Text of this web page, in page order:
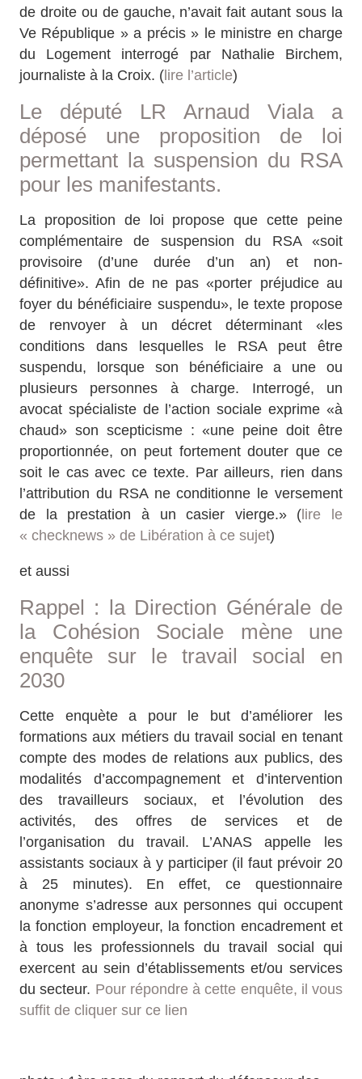
de droite ou de gauche, n’avait fait autant sous la
Ve République » a précis » le ministre en charge
du Logement interrogé par Nathalie Birchem,
journaliste à la Croix. (lire l’article)
Le député LR Arnaud Viala a
déposé une proposition de loi
permettant la suspension du RSA
pour les manifestants.
La proposition de loi propose que cette peine
complémentaire de suspension du RSA «soit
provisoire (d’une durée d’un an) et non-
définitive». Afin de ne pas «porter préjudice au
foyer du bénéficiaire suspendu», le texte propose
de renvoyer à un décret déterminant «les
conditions dans lesquelles le RSA peut être
suspendu, lorsque son bénéficiaire a une ou
plusieurs personnes à charge. Interrogé, un
avocat spécialiste de l’action sociale exprime «à
chaud» son scepticisme : «une peine doit être
proportionnée, on peut fortement douter que ce
soit le cas avec ce texte. Par ailleurs, rien dans
l’attribution du RSA ne conditionne le versement
de la prestation à un casier vierge.» ( lire le
« checknews » de Libération à ce sujet)
et aussi
Rappel : la Direction Générale de
la Cohésion Sociale mène une
enquête sur le travail social en
2030
Cette enquète a pour le but d’améliorer les
formations aux métiers du travail social en tenant
compte des modes de relations aux publics, des
modalités d’accompagnement et d’intervention
des travailleurs sociaux, et l’évolution des
activités, des offres de services et de
l’organisation du travail. L’ANAS appelle les
assistants sociaux à y participer (il faut prévoir 20
à 25 minutes). En effet, ce questionnaire
anonyme s’adresse aux personnes qui occupent
la fonction employeur, la fonction encadrement et
à tous les professionnels du travail social qui
exercent au sein d’établissements et/ou services
du secteur. Pour répondre à cette enquête, il vous
suffit de cliquer sur ce lien